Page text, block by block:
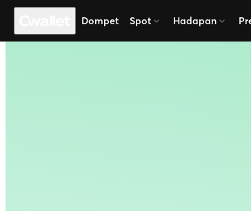
Dompet Spot Hadapan